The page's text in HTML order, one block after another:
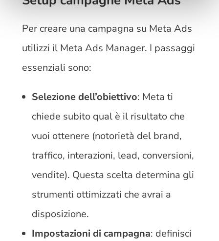
Per creare una campagna su Meta Ads
utilizzi il Meta Ads Manager. I passaggi
essenziali sono:
Selezione dell’obiettivo: Meta ti
chiede subito qual è il risultato che
vuoi ottenere (notorietà del brand,
traffico, interazioni, lead, conversioni,
vendite). Questa scelta determina gli
strumenti ottimizzati che avrai a
disposizione.
Impostazioni di campagna: definisci